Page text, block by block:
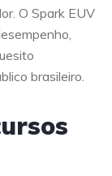
O Spark EUV
brasileiro.